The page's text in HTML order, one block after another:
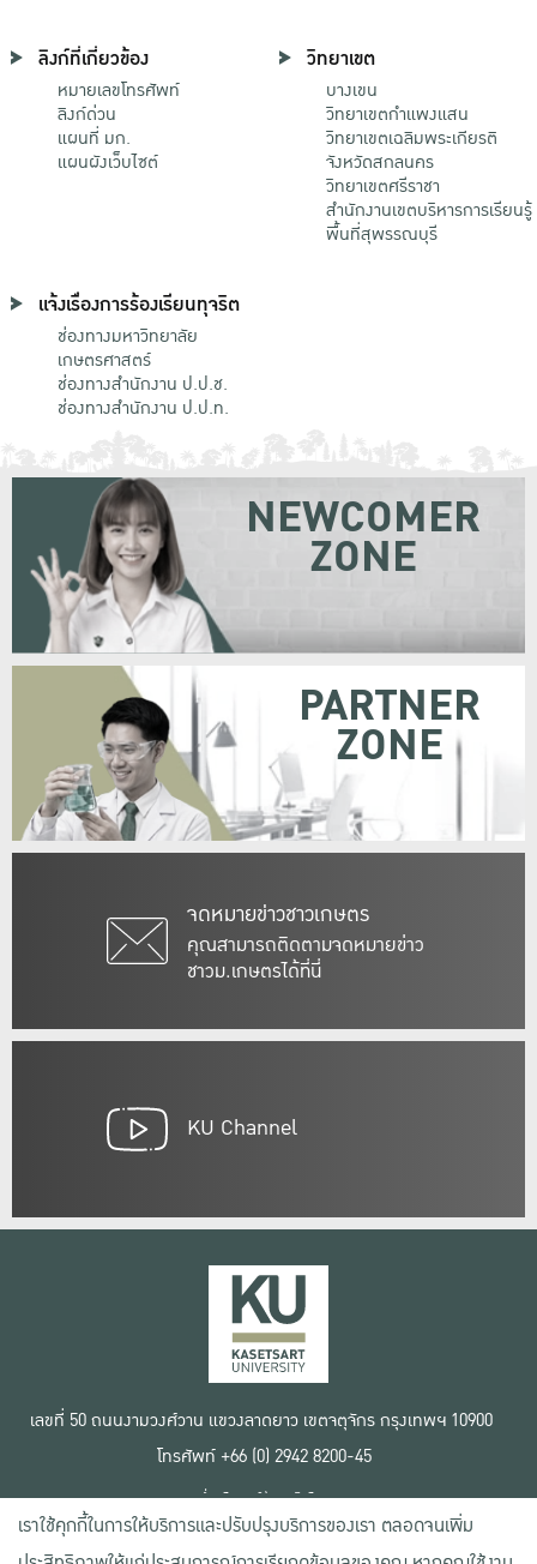
ลิงก์ที่เกี่ยวข้อง
หมายเลขโทรศัพท์
ลิงก์ด่วน
แผนที่ มก.
แผนผังเว็บไซต์
วิทยาเขต
บางเขน
วิทยาเขตกําแพงแสน
วิทยาเขตเฉลิมพระเกียรติ
จังหวัดสกลนคร
วิทยาเขตศรีราชา
สำนักงานเขตบริหารการเรียนรู้
พื้นที่สุพรรณบุรี
แจ้งเรื่องการร้องเรียนทุจริต
ช่องทางมหาวิทยาลัย
เกษตรศาสตร์
ช่องทางสำนักงาน ป.ป.ช.
ช่องทางสำนักงาน ป.ป.ท.
จดหมายข่าวชาวเกษตร
คุณสามารถติดตามจดหมายข่าว
ชาวม.เกษตรได้ที่นี่
NEWCOMER
ZONE
PARTNER
ZONE
KU Channel
เลขที่ 50 ถนนงามวงศ์วาน แขวงลาดยาว เขตจตุจักร กรุงเทพฯ 10900
โทรศัพท์ +66 (0) 2942 8200-45
เงื่อนไขการใช้งานเว็บไซต์
ข้อตกลงด้านสิทธิ์ใช้งาน
นโยบายความเป็นส่วนตัว
เราใช้คุกกี้ในการให้บริการและปรับปรุงบริการของเรา ตลอดจนเพิ่ม